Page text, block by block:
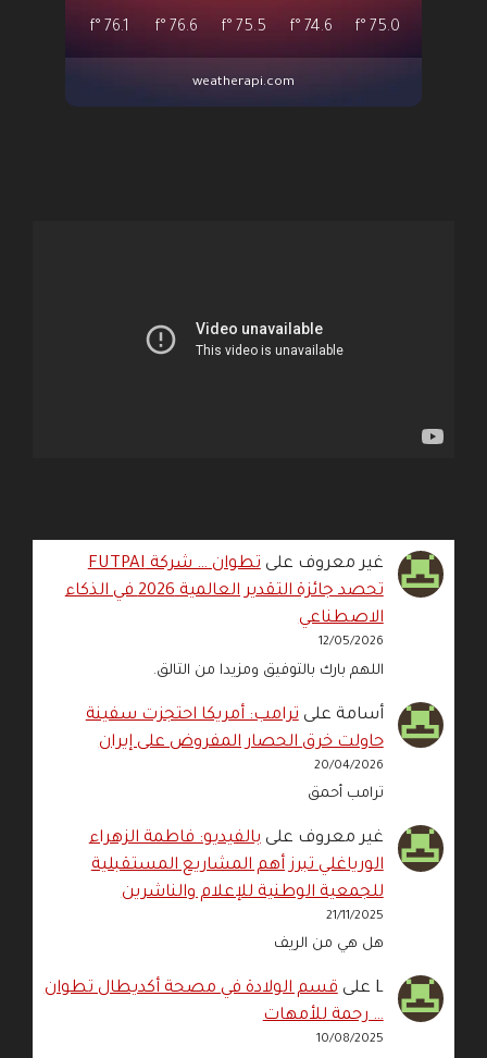
76.1
°f 76.6
°f 75.5
°f 74.6
°f 75.0
°f
weatherapi.com
غير معروف على
تطوان … شركة FUTPAI
تحصد جائزة التقدير العالمية 2026 في الذكاء
الاصطناعي
12/05/2026
اللهم بارك بالتوفيق ومزيدا من التالق.
أسامة علىترامب: أمريكا احتجزت سفينة
حاولت خرق الحصار المفروض على إيران
20/04/2026
ترامب أحمق
غير معروف علىبالفيديو: فاطمة الزهراء
الورياغلي تبرز أهم المشاريع المستقبلية
للجمعية الوطنية للإعلام والناشرين
21/11/2025
هل هي من الريف
L علىقسم الولادة في مصحة أكديطال تطوان
… رحمة للأمهات
10/08/2025